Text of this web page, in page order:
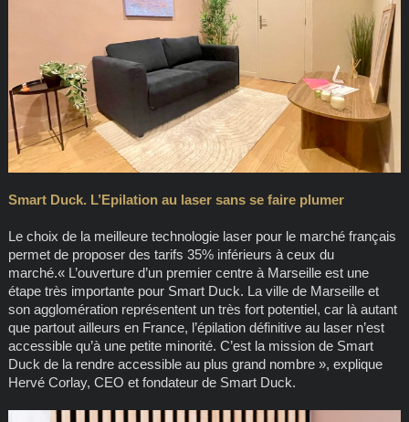
Smart Duck. L’Epilation au laser sans se faire plumer
Le choix de la meilleure technologie laser pour le marché français
permet de proposer des tarifs 35% inférieurs à ceux du
marché.« L’ouverture d’un premier centre à Marseille est une
étape très importante pour Smart Duck. La ville de Marseille et
son agglomération représentent un très fort potentiel, car là autant
que partout ailleurs en France, l’épilation définitive au laser n’est
accessible qu’à une petite minorité. C’est la mission de Smart
Duck de la rendre accessible au plus grand nombre », explique
Hervé Corlay, CEO et fondateur de Smart Duck.